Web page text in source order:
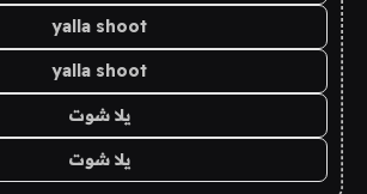
yalla shoot
yalla shoot
يلا شوت
يلا شوت